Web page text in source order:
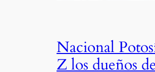
Nacional
Z los dueños